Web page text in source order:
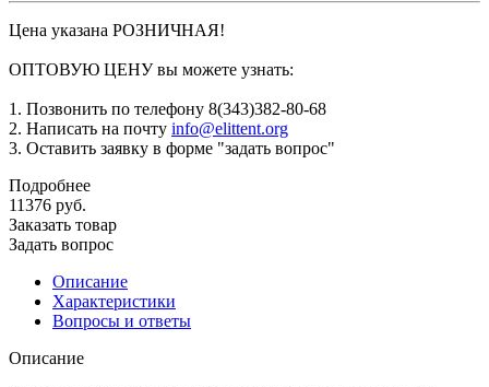
Цена указана РОЗНИЧНАЯ!
ОПТОВУЮ ЦЕНУ вы можете узнать:
1. Позвонить по телефону 8(343)382-80-68
2. Написать на почту info@elittent.org
3. Оставить заявку в форме "задать вопрос"
Подробнее
11376 руб.
Заказать товар
Задать вопрос
Описание
Характеристики
Вопросы и ответы
Описание